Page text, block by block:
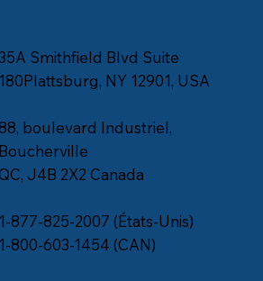
Smithfield Blvd Suite
180Plattsburg, NY 12901, USA
boulevard Industriel,
Boucherville
J4B 2X2 Canada
1-877-825-2007 (États-Unis)
1-800-603-1454 (CAN)